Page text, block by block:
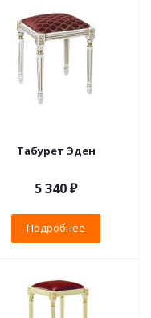
Табурет Эден
5 340 ₽
Подробнее